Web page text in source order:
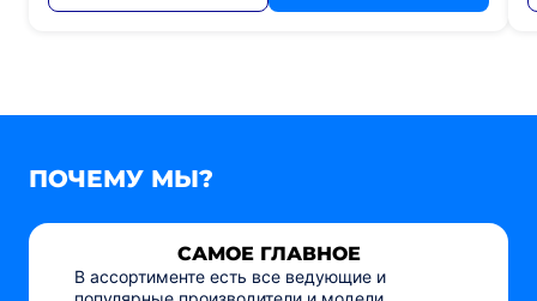
ПОЧЕМУ МЫ?
САМОЕ ГЛАВНОЕ
В ассортименте есть все ведующие и